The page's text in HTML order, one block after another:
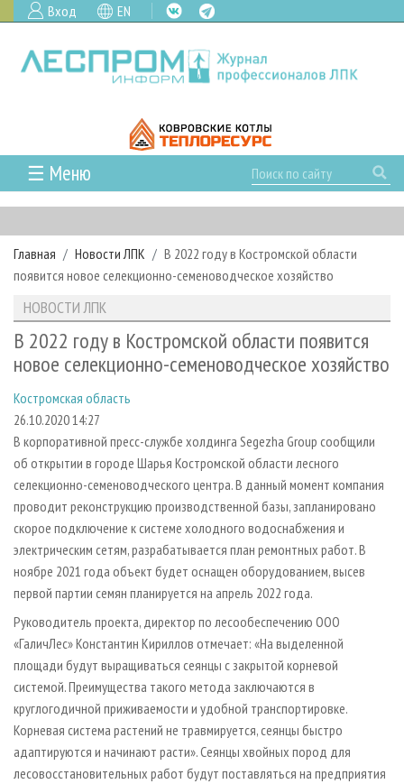
Вход EN
☰ Меню
ГЛАВНАЯ
РУБРИКИ И ТЕМЫ
РУБРИКИ ЖУРНАЛА
ЛЕСОЗАГОТОВКА
ЛЕСОПИЛЕНИЕ
СУШКА ДРЕВЕСИНЫ
ПРОИЗВОДСТВО ДРЕВЕСНЫХ ПЛИТ
ДЕРЕВЯННОЕ ДОМОСТРОЕНИЕ
ПРОИЗВОДСТВО МЕБЕЛИ
БИОЭНЕРГЕТИКА
ЦБП
ИНСТРУМЕНТ И МАТЕРИАЛЫ
НОВОСТИ
НОВОСТИ ЛПК
НОВОСТИ ЖУРНАЛА
ПРОЕКТЫ ЛПИ
АНАЛИТИКА
ПРЕДПРИЯТИЯ ЛПК
ПЕРСОНЫ
МОБИЛЬНЫЕ ВЫСТАВКИ
ОФИЦИАЛЬНЫЕ ДЕЛЕГАЦИИ
ПРИОРИТЕТНЫЕ ИНВЕСТПРОЕКТЫ
RUSSIAN FORESTRY REVIEW
ГАЗЕТА ЛЕСПРОМФОРУМ
БИБЛИОТЕКА СПЕЦИАЛИСТА
АРХИВ
АРХИВ ЖУРНАЛОВ
О ЖУРНАЛЕ
ПОДПИСКА
КОНТАКТЫ
РЕКЛАМОДАТЕЛЯМ
РЕКЛАМА
РЕКЛАМА НА САЙТЕ
Главная Новости ЛПК
В 2022 году в Костромской области
появится новое селекционно-семеноводческое хозяйство
НОВОСТИ ЛПК
В 2022 году в Костромской области появится
новое селекционно-семеноводческое хозяйство
Костромская область
26.10.2020 14:27
В корпоративной пресс-службе холдинга Segezha Group сообщили
об открытии в городе Шарья Костромской области лесного
селекционно-семеноводческого центра. В данный момент компания
проводит реконструкцию производственной базы, запланировано
скорое подключение к системе холодного водоснабжения и
электрическим сетям, разрабатывается план ремонтных работ. В
ноябре 2021 года объект будет оснащен оборудованием, высев
первой партии семян планируется на апрель 2022 года.
Руководитель проекта, директор по лесообеспечению ООО
«ГаличЛес» Константин Кириллов отмечает: «На выделенной
площади будут выращиваться сеянцы с закрытой корневой
системой. Преимущества такого метода заключаются в
круглогодичной приживаемости и удобной транспортировке.
Корневая система растений не травмируется, сеянцы быстро
адаптируются и начинают расти». Сеянцы хвойных пород для
лесовосстановительных работ будут поставляться на предприятия